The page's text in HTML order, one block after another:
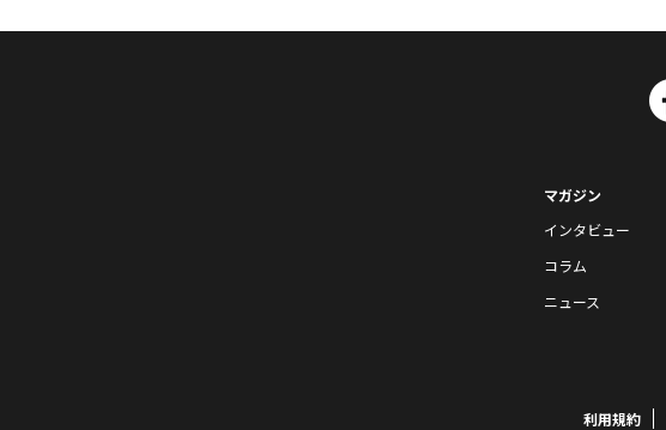
マガジン
インタビュー
コラム
ニュース
利用規約